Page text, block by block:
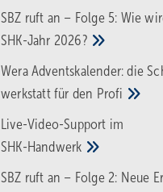
SBZ ruft an – Folge 5: Wie
SHK-Jahr 2026?
Wera Adventskalender: die
werk­statt für den Pro­fi
Live-Video-Support im
SHK-Handwerk
SBZ ruft an – Folge 2: Neue